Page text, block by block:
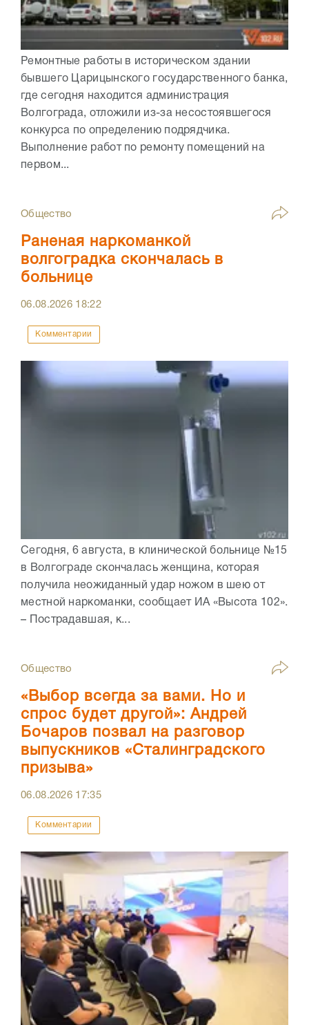
Ремонтные работы в историческом здании
бывшего Царицынского государственного банка,
где сегодня находится администрация
Волгограда, отложили из-за несостоявшегося
конкурса по определению подрядчика.
Выполнение работ по ремонту помещений на
первом...
Общество
Раненая наркоманкой
волгоградка скончалась в
больнице
06.08.2026 18:22
Комментарии
Сегодня, 6 августа, в клинической больнице №15
в Волгограде скончалась женщина, которая
получила неожиданный удар ножом в шею от
местной наркоманки, сообщает ИА «Высота 102».
– Пострадавшая, к...
Общество
«Выбор всегда за вами. Но и
спрос будет другой»: Андрей
Бочаров позвал на разговор
выпускников «Сталинградского
призыва»
06.08.2026 17:35
Комментарии